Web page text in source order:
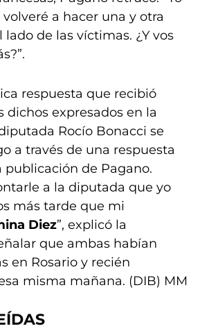
a hacer una y otra
lado de las víctimas. ¿Y vos
respuesta que recibió
dichos expresados en la
Rocío Bonacci se
a través de una respuesta
publicación de Pagano.
a la diputada que yo
más tarde que mi
Diez”, explicó la
que ambas habían
en Rosario y recién
misma mañana. (DIB) MM